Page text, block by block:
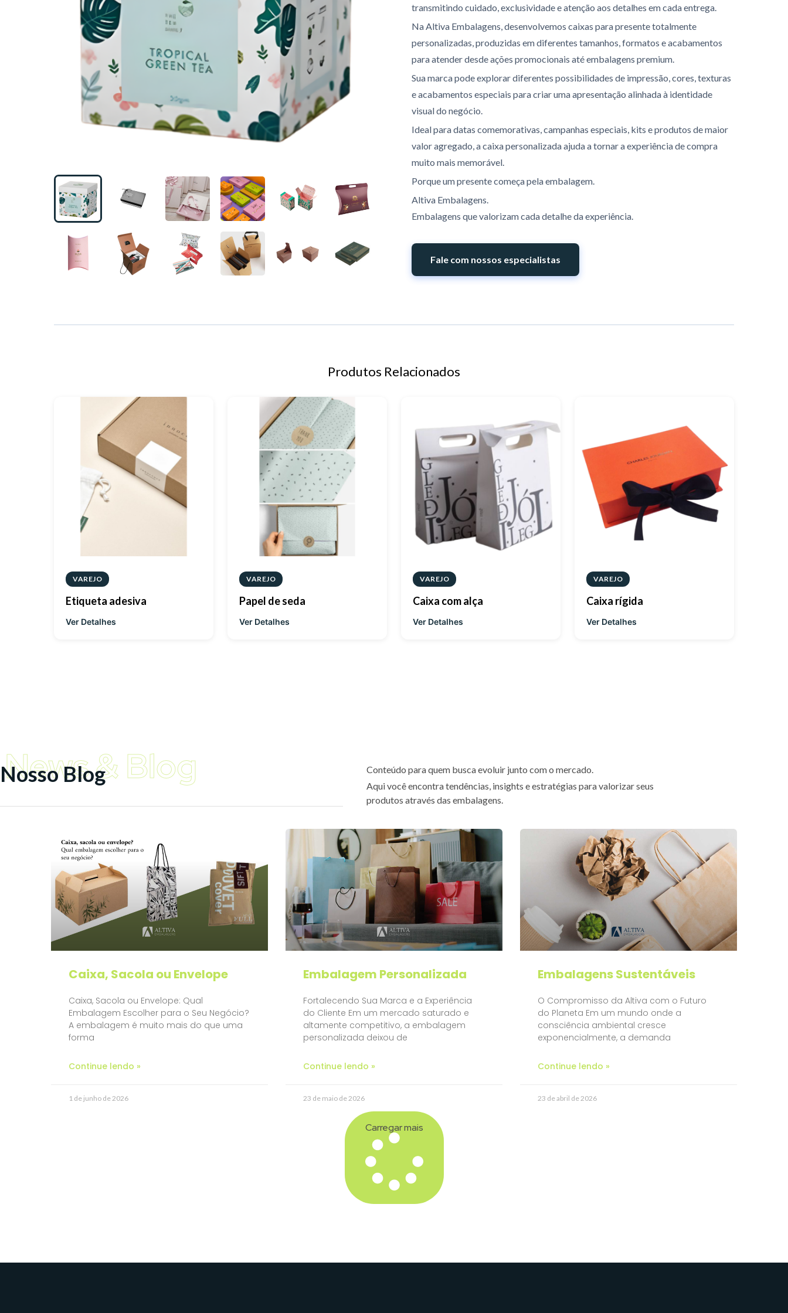
transmitindo cuidado, exclusividade e atenção aos detalhes em cada entrega.
Na Altiva Embalagens, desenvolvemos caixas para presente totalmente
personalizadas, produzidas em diferentes tamanhos, formatos e acabamentos
para atender desde ações promocionais até embalagens premium.
Sua marca pode explorar diferentes possibilidades de impressão, cores, texturas
e acabamentos especiais para criar uma apresentação alinhada à identidade
visual do negócio.
Ideal para datas comemorativas, campanhas especiais, kits e produtos de maior
valor agregado, a caixa personalizada ajuda a tornar a experiência de compra
muito mais memorável.
Porque um presente começa pela embalagem.
Altiva Embalagens.
Embalagens que valorizam cada detalhe da experiência.
Fale com nossos especialistas
Produtos Relacionados
VAREJO
Etiqueta adesiva
Ver Detalhes
VAREJO
Papel de seda
Ver Detalhes
VAREJO
Caixa com alça
Ver Detalhes
VAREJO
Caixa rígida
Ver Detalhes
News & Blog
Nosso Blog
Conteúdo para quem busca evoluir junto com o mercado.
Aqui você encontra tendências, insights e estratégias para valorizar seus
produtos através das embalagens.
Caixa, Sacola ou Envelope
Caixa, Sacola ou Envelope: Qual
Embalagem Escolher para o Seu Negócio?
A embalagem é muito mais do que uma
forma
Continue lendo »
1 de junho de 2026
Embalagem Personalizada
Fortalecendo Sua Marca e a Experiência
do Cliente Em um mercado saturado e
altamente competitivo, a embalagem
personalizada deixou de
Continue lendo »
23 de maio de 2026
Embalagens Sustentáveis
O Compromisso da Altiva com o Futuro
do Planeta Em um mundo onde a
consciência ambiental cresce
exponencialmente, a demanda
Continue lendo »
23 de abril de 2026
Carregar mais